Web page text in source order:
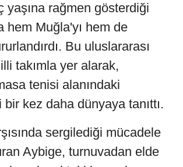
yaşına rağmen gösterdiği
hem Muğla'yı hem de
Bu uluslararası
takımla yer alarak,
tenisi alanındaki
kez daha dünyaya tanıttı.
sergilediği mücadele
Aybige, turnuvadan elde